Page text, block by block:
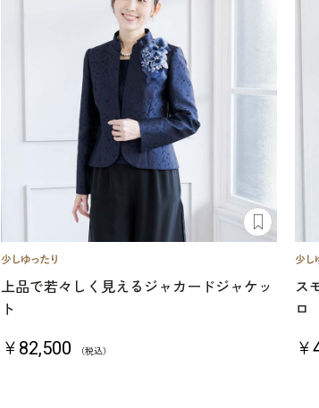
上品で若々しく見えるジャカードジャケッ
ト
￥82,500 （税込）
ス
ロ